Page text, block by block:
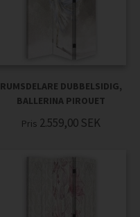
RUMSDELARE DUBBELSIDIG,
BALLERINA PIROUET
Pris 2.559,00 SEK